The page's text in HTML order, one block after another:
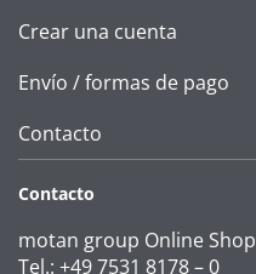
Crear una cuenta
Envío / formas de pago
Contacto
Contacto
motan group Online Shop
Tel.: +49 7531 8178 – 0